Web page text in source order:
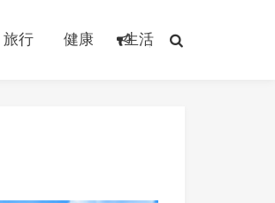
旅行 健康 生活